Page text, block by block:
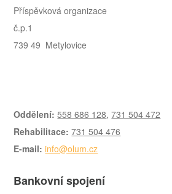
Příspěvková organizace
č.p.1
739 49 Metylovice
Oddělení: 558 686 128,731 504 472
Rehabilitace: 731 504 476
E-mail: info@olum.cz
Bankovní spojení